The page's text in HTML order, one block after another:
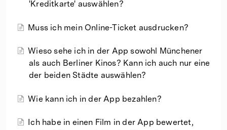
'Kreditkarte' auswählen?
Muss ich mein Online-Ticket ausdrucken?
Wieso sehe ich in der App sowohl Münchener
als auch Berliner Kinos? Kann ich auch nur eine
der beiden Städte auswählen?
Wie kann ich in der App bezahlen?
Ich habe in einen Film in der App bewertet,